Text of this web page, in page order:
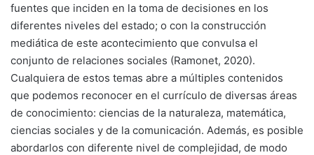
fuentes que inciden en la toma de decisiones en los
diferentes niveles del estado; o con la construcción
mediática de este acontecimiento que convulsa el
conjunto de relaciones sociales (Ramonet, 2020).
Cualquiera de estos temas abre a múltiples contenidos
que podemos reconocer en el currículo de diversas áreas
de conocimiento: ciencias de la naturaleza, matemática,
ciencias sociales y de la comunicación. Además, es posible
abordarlos con diferente nivel de complejidad, de modo